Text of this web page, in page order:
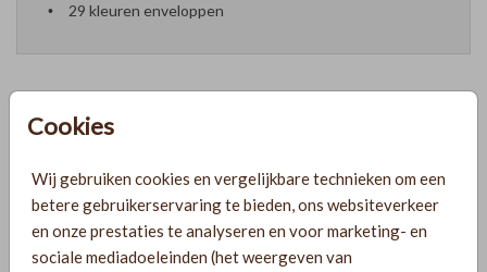
Cookies
Wij gebruiken cookies en vergelijkbare technieken om een
betere gebruikerservaring te bieden, ons websiteverkeer
en onze prestaties te analyseren en voor marketing- en
sociale mediadoeleinden (het weergeven van
29 kleuren enveloppen
Formaten en prijzen
PRODUCTINFORMATIE